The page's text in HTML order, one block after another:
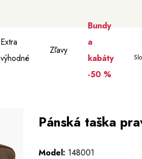
Extra
výhodné
Zľavy
Bundy
a
kabáty
-50 %
Pánská taška
Model: 148001